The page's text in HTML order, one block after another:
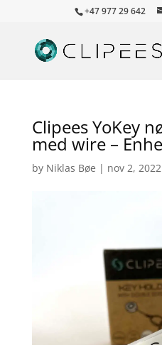
+47 977 29 642
Clipees YoKey
med wire –
by Niklas Bøe | nov 2, 2022